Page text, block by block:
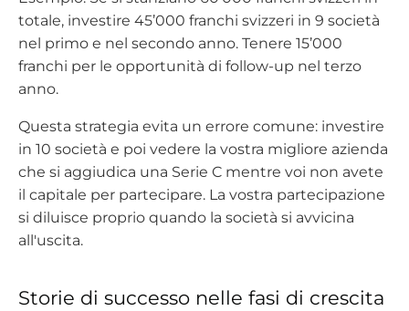
totale, investire 45’000 franchi svizzeri in 9 società
nel primo e nel secondo anno. Tenere 15’000
franchi per le opportunità di follow-up nel terzo
anno.
Questa strategia evita un errore comune: investire
in 10 società e poi vedere la vostra migliore azienda
che si aggiudica una Serie C mentre voi non avete
il capitale per partecipare. La vostra partecipazione
si diluisce proprio quando la società si avvicina
all'uscita.
Storie di successo nelle fasi di crescita